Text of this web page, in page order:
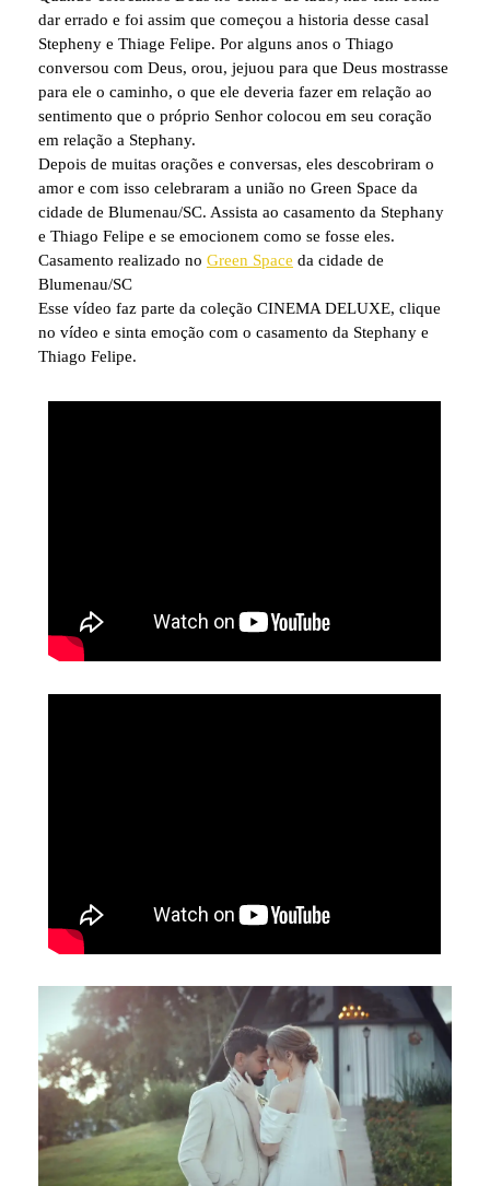
dar errado e foi assim que começou a historia desse casal
Stepheny e Thiage Felipe. Por alguns anos o Thiago
conversou com Deus, orou, jejuou para que Deus mostrasse
para ele o caminho, o que ele deveria fazer em relação ao
sentimento que o próprio Senhor colocou em seu coração
em relação a Stephany.
Depois de muitas orações e conversas, eles descobriram o
amor e com isso celebraram a união no Green Space da
cidade de Blumenau/SC. Assista ao casamento da Stephany
e Thiago Felipe e se emocionem como se fosse eles.
Casamento realizado no Green Space da cidade de
Blumenau/SC
Esse vídeo faz parte da coleção CINEMA DELUXE, clique
no vídeo e sinta emoção com o casamento da Stephany e
Thiago Felipe.